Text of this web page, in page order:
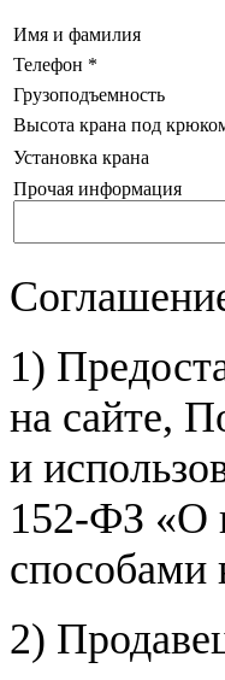
Имя и фамилия
Телефон *
Грузоподъемность
Высота крана под
Установка крана
Прочая информация
1)
на сайте,
и
152-ФЗ «О
способами
2)